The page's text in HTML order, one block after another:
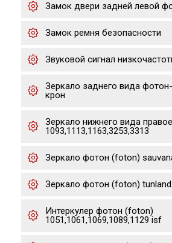
Замок двери задней левой
Замок ремня безопасности
Звуковой сигнал
Зеркало заднего вида
крон
Зеркало нижнего вида
1093,1113,1163,3253,3313
Зеркало фотон (foton)
Зеркало фотон (foton)
Интеркулер фотон (foton)
1051,1061,1069,1089,1129 isf